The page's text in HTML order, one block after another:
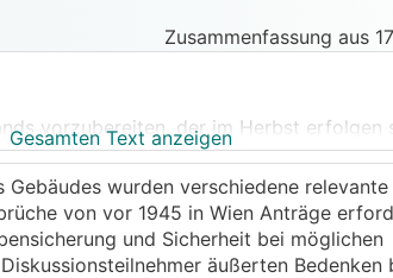
Zusammenfassung aus
vorzubereiten, der im Herbst erfolgen
Schlafentzug durch unsere kleine
Wald vor lauter Bäumen nicht mehr
haben, was vor dem Abbruch
Gesamten Text anzeigen
wurden verschiedene
von vor 1945 in Wien Anträge
und Sicherheit bei möglichen
äußerten